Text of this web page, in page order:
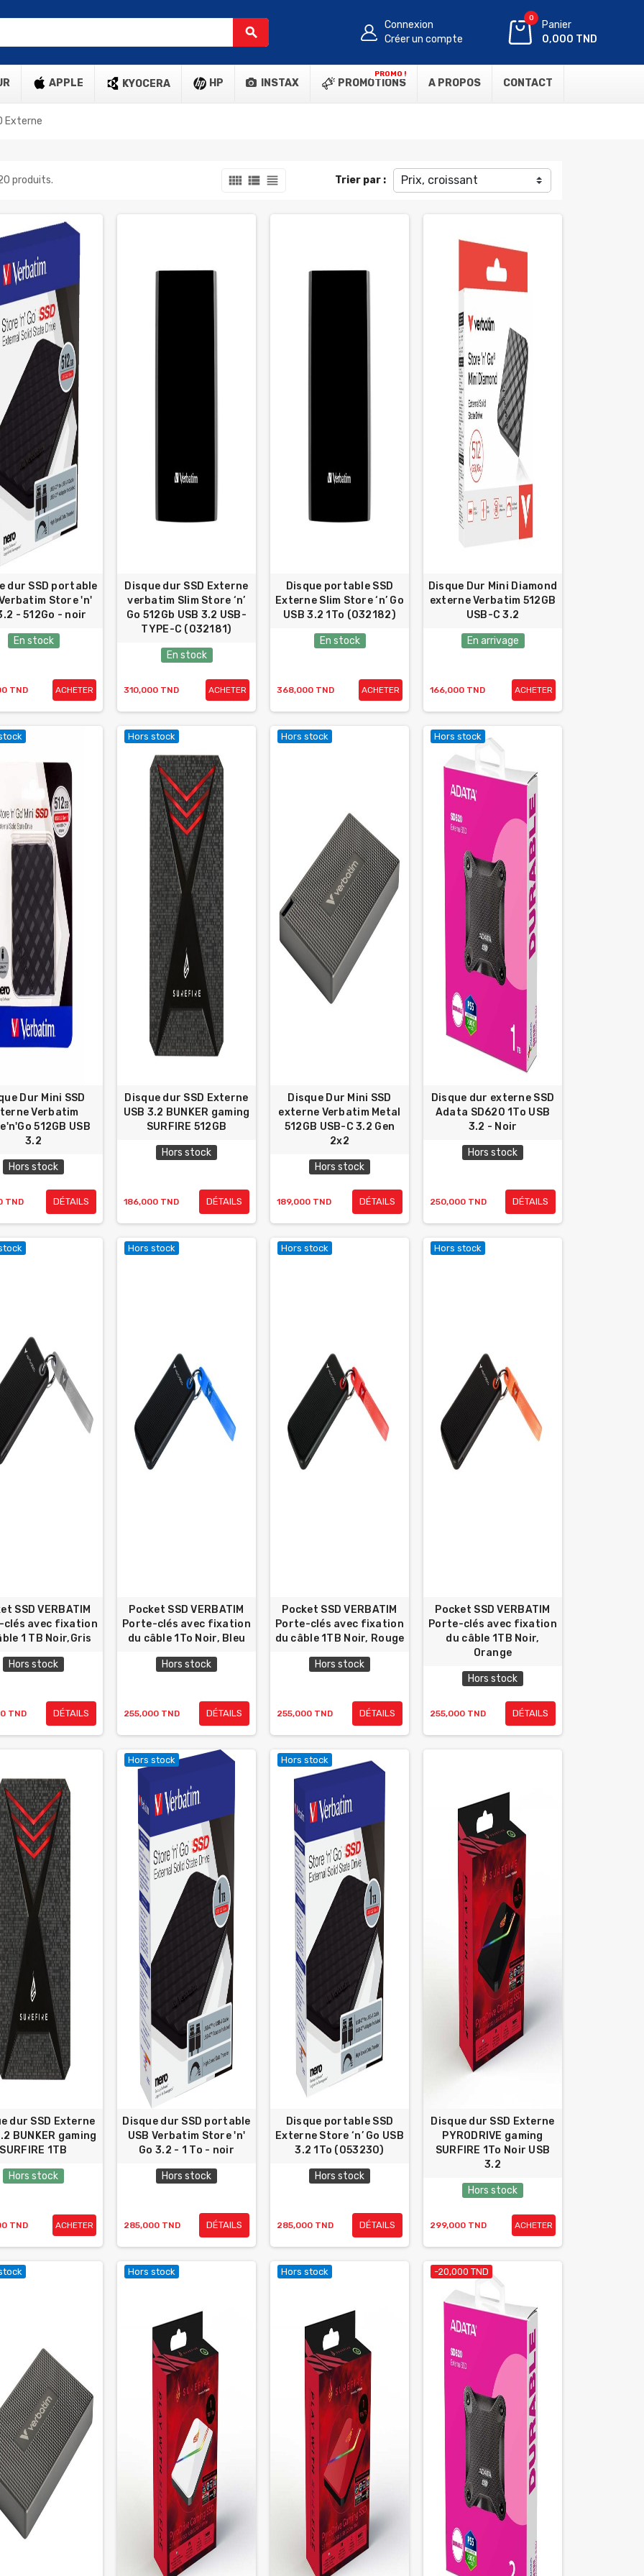
search
Connexion
Créer un compte
0
Panier
0,000 TND
APPLE KYOCERA HP INSTAX PROMOTIONS
PROMO !
A PROPOS CONTACT
Externe
view_comfy view_list view_headline Trier par : Prix, croissant
produits.
dur SSD portable
Store 'n'
- 512Go - noir
En stock
TND ACHETER
Disque dur SSD Externe
verbatim Slim Store ‘n’
Go 512Gb USB 3.2 USB-
TYPE-C (032181)
En stock
310,000 TND ACHETER
Disque portable SSD
Externe Slim Store ‘n’ Go
USB 3.2 1To (032182)
En stock
368,000 TND ACHETER
Disque Dur Mini Diamond
externe Verbatim 512GB
USB-C 3.2
En arrivage
166,000 TND ACHETER
Dur Mini SSD
Verbatim
512GB USB
3.2
Hors stock
TND DÉTAILS
Hors stock
Disque dur SSD Externe
USB 3.2 BUNKER gaming
SURFIRE 512GB
Hors stock
186,000 TND DÉTAILS
Hors stock
Disque Dur Mini SSD
externe Verbatim Metal
512GB USB-C 3.2 Gen
2x2
Hors stock
189,000 TND DÉTAILS
Hors stock
Disque dur externe SSD
Adata SD620 1To USB
3.2 - Noir
Hors stock
250,000 TND DÉTAILS
SSD VERBATIM
clés avec fixation
1 TB Noir,Gris
Hors stock
TND DÉTAILS
Hors stock
Pocket SSD VERBATIM
Porte-clés avec fixation
du câble 1To Noir, Bleu
Hors stock
255,000 TND DÉTAILS
Hors stock
Pocket SSD VERBATIM
Porte-clés avec fixation
du câble 1TB Noir, Rouge
Hors stock
255,000 TND DÉTAILS
Hors stock
Pocket SSD VERBATIM
Porte-clés avec fixation
du câble 1TB Noir,
Orange
Hors stock
255,000 TND DÉTAILS
dur SSD Externe
BUNKER gaming
SURFIRE 1TB
Hors stock
TND ACHETER
Hors stock
Disque dur SSD portable
USB Verbatim Store 'n'
Go 3.2 - 1 To - noir
Hors stock
285,000 TND DÉTAILS
Hors stock
Disque portable SSD
Externe Store ‘n’ Go USB
3.2 1To (053230)
Hors stock
285,000 TND DÉTAILS
Disque dur SSD Externe
PYRODRIVE gaming
SURFIRE 1To Noir USB
3.2
Hors stock
299,000 TND ACHETER
Hors stock Hors stock -20,000 TND